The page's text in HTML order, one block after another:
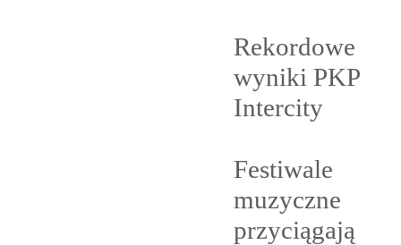
Rekordowe
wyniki PKP
Intercity
Festiwale
muzyczne
przyciągają